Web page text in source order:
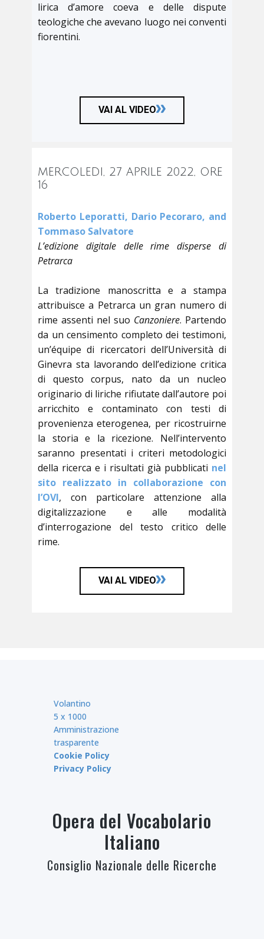
lirica d’amore coeva e delle dispute
teologiche che avevano luogo nei conventi
fiorentini.
VAI AL VIDEO
MERCOLEDI, 27 APRILE 2022, ORE
16
Roberto Leporatti, Dario Pecoraro, and
Tommaso Salvatore
L’edizione digitale delle rime disperse di
Petrarca
La tradizione manoscritta e a stampa
attribuisce a Petrarca un gran numero di
rime assenti nel suo Canzoniere. Partendo
da un censimento completo dei testimoni,
un’équipe di ricercatori dell’Università di
Ginevra sta lavorando dell’edizione critica
di questo corpus, nato da un nucleo
originario di liriche rifiutate dall’autore poi
arricchito e contaminato con testi di
provenienza eterogenea, per ricostruirne
la storia e la ricezione. Nell’intervento
saranno presentati i criteri metodologici
della ricerca e i risultati già pubblicati nel
sito realizzato in collaborazione con
l’OVI, con particolare attenzione alla
digitalizzazione e alle modalità
d’interrogazione del testo critico delle
rime.
VAI AL VIDEO
Volantino
5 x 1000
Amministrazione
trasparente
Cookie Policy
Privacy Policy
Opera del Vocabolario
Italiano
Consiglio Nazionale delle Ricerche